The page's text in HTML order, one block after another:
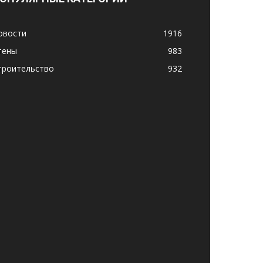
1916
983
932